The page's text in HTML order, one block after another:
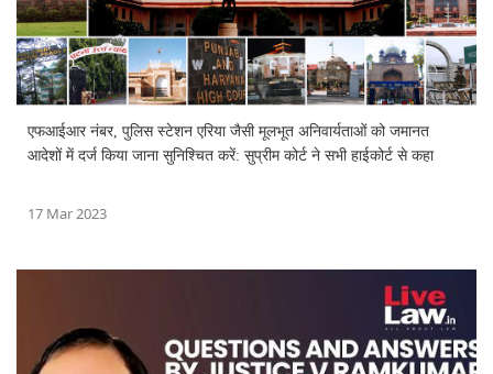
एफआईआर नंबर, पुलिस स्टेशन एरिया जैसी मूलभूत अनिवार्यताओं को जमानत
आदेशों में दर्ज किया जाना सुनिश्चित करें: सुप्रीम कोर्ट ने सभी हाईकोर्ट से कहा
17 Mar 2023